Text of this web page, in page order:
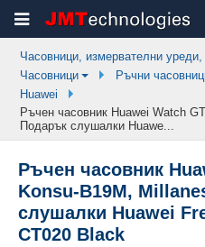
Часовници, измервателни
Часовници
Ръчни
Huawei
Ръчен часовник Huawei Watch
Подарък слушалки Huawe...
Ръчен часовник
Konsu-B19M,
слушалки Huawei
CT020 Black